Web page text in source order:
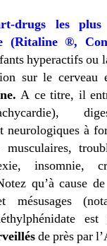
drugs les
(Ritaline ®,
hyperactifs ou
sur le cerveau
A ce titre, il
neurologiques à
musculaires,
insomnie,
qu’à cause
mésusages
de près par